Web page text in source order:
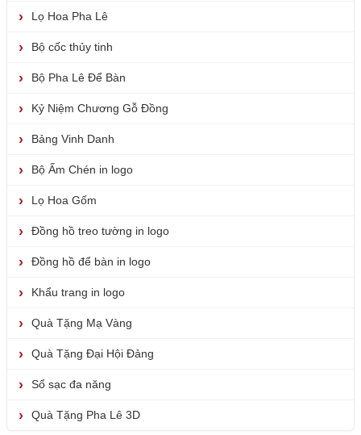
Lọ Hoa Pha Lê
Bộ cốc thủy tinh
Bộ Pha Lê Để Bàn
Kỷ Niệm Chương Gỗ Đồng
Bảng Vinh Danh
Bộ Ấm Chén in logo
Lọ Hoa Gốm
Đồng hồ treo tường in logo
Đồng hồ để bàn in logo
Khẩu trang in logo
Quà Tặng Mạ Vàng
Quà Tặng Đại Hội Đảng
Sổ sạc đa năng
Quà Tặng Pha Lê 3D